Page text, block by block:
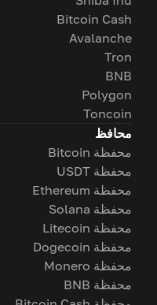
Bitcoin Cash
Avalanche
Tron
BNB
Polygon
Toncoin
محافظ
محفظة Bitcoin
محفظة USDT
محفظة Ethereum
محفظة Solana
محفظة Litecoin
محفظة Dogecoin
محفظة Monero
محفظة BNB